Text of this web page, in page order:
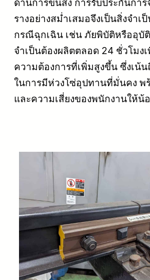
รางอย่างสม่ำเสมอจึงเป็นสิ่งจำเ
กรณีฉุกเฉิน เช่น ภัยพิบัติหรืออุบั
จำเป็นต้องผลิตตลอด 24 ชั่วโมง
ความต้องการที่เพิ่มสูงขึ้น ซึ่งเน้
ในการมีห่วงโซ่อุปทานที่มั่นคง พ
และความเสี่ยงของพนักงานให้น้